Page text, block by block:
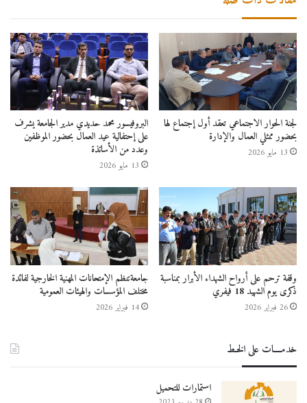
لجنة الحوار الاجتماعي تعقد أول إجتماع لها
بحضور ممثلي العمال والإدارة
13 مايو 2026
البروفيسور محمد حديدي مدير الجامعة يشرف
على إحتفالية عيد العمال بحضور الموظفين
وعدد من الأساتذة
13 مايو 2026
وقفة ترحم على أرواح الشهداء الأبرار بمناسبة
ذكرى يوم الشهيد 18 فيفري
26 فبراير 2026
جامعةتنظم الإمتحانات المهنية الخارجية لفائدة
مختلف المؤسسات والهيئات العمومية
14 فبراير 2026
خدمــــات على الخـط
استمارات للتحميل